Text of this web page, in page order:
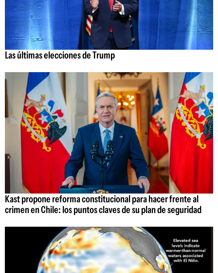
Las últimas elecciones de Trump
Kast propone reforma constitucional para hacer frente al
crimen en Chile: los puntos claves de su plan de seguridad